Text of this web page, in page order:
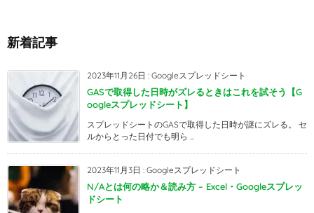
新着記事
2023年11月26日 : Googleスプレッドシート
GASで取得した日時がズレるときはこれを試そう【G
oogleスプレッドシート】
スプレッドシートのGASで取得した日時が謎にズレる。 セ
ルからとった日付でも明ら ...
2023年11月3日 : Googleスプレッドシート
N/Aとは何の略か＆読み方 – Excel・Googleスプレッ
ドシート